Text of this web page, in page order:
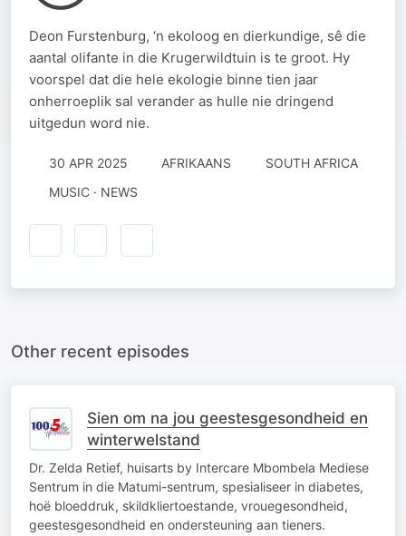
Deon Furstenburg, ‘n ekoloog en dierkundige, sê die
aantal olifante in die Krugerwildtuin is te groot. Hy
voorspel dat die hele ekologie binne tien jaar
onherroeplik sal verander as hulle nie dringend
uitgedun word nie.
30 APR 2025 AFRIKAANS
SOUTH AFRICA
MUSIC · NEWS
Other recent episodes
Sien om na jou geestesgesondheid en
winterwelstand
Dr. Zelda Retief, huisarts by Intercare Mbombela Mediese
Sentrum in die Matumi-sentrum, spesialiseer in diabetes,
hoë bloeddruk, skildkliertoestande, vrouegesondheid,
geestesgesondheid en ondersteuning aan tieners.